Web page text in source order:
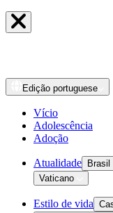
Edição portuguese
Vício
Adolescência
Adoção
Atualidade Brasil
Vaticano
Estilo de vida